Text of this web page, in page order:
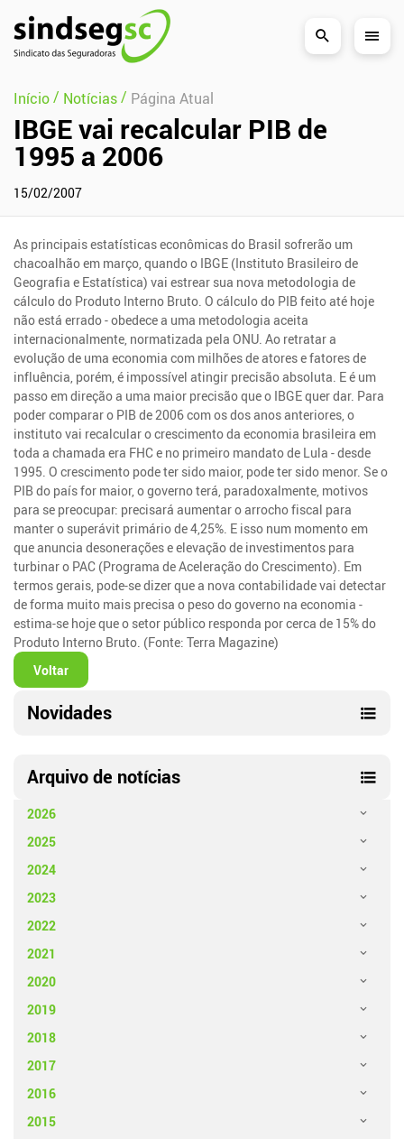
Pular Navegação (s)
Início/ Notícias/ Página Atual
IBGE vai recalcular PIB de
1995 a 2006
15/02/2007
As principais estatísticas econômicas do Brasil sofrerão um
chacoalhão em março, quando o IBGE (Instituto Brasileiro de
Geografia e Estatística) vai estrear sua nova metodologia de
cálculo do Produto Interno Bruto. O cálculo do PIB feito até hoje
não está errado - obedece a uma metodologia aceita
internacionalmente, normatizada pela ONU. Ao retratar a
evolução de uma economia com milhões de atores e fatores de
influência, porém, é impossível atingir precisão absoluta. E é um
passo em direção a uma maior precisão que o IBGE quer dar. Para
poder comparar o PIB de 2006 com os dos anos anteriores, o
instituto vai recalcular o crescimento da economia brasileira em
toda a chamada era FHC e no primeiro mandato de Lula - desde
1995. O crescimento pode ter sido maior, pode ter sido menor. Se o
PIB do país for maior, o governo terá, paradoxalmente, motivos
para se preocupar: precisará aumentar o arrocho fiscal para
manter o superávit primário de 4,25%. E isso num momento em
que anuncia desonerações e elevação de investimentos para
turbinar o PAC (Programa de Aceleração do Crescimento). Em
termos gerais, pode-se dizer que a nova contabilidade vai detectar
de forma muito mais precisa o peso do governo na economia -
estima-se hoje que o setor público responda por cerca de 15% do
Produto Interno Bruto. (Fonte: Terra Magazine)
Voltar
Novidades
Arquivo de notícias
2026
2025
2024
2023
2022
2021
2020
2019
2018
2017
2016
2015